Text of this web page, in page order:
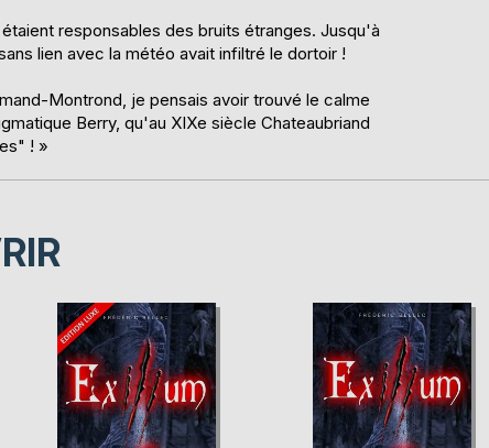
responsables des bruits étranges. Jusqu'à
lien avec la météo avait infiltré le dortoir !
Montrond, je pensais avoir trouvé le calme
Berry, qu'au XIXe siècle Chateaubriand
! »